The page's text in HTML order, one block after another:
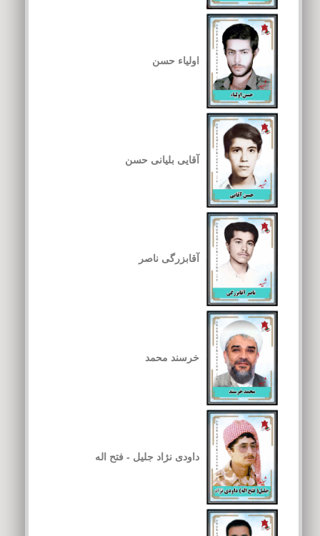
اولیاء حسن
آقایی بلیانی حسن
آقابزرگی ناصر
خرسند محمد
داودی نژاد جلیل - فتح اله